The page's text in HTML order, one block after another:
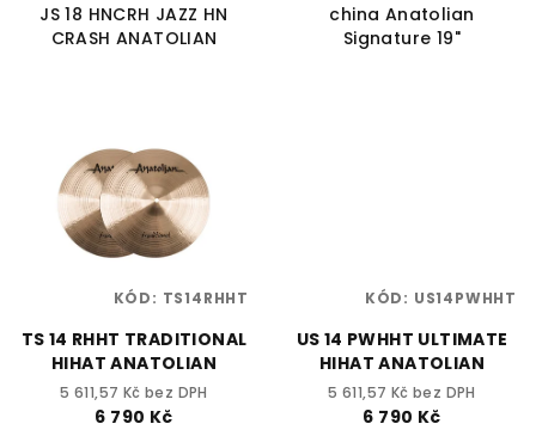
JS 18 HNCRH JAZZ HN
CRASH ANATOLIAN
china Anatolian
Signature 19"
TS 14 RHHT TRADITIONAL
HIHAT ANATOLIAN
5 611,57 Kč bez DPH
6 790 Kč
KÓD: TS14RHHT
US 14 PWHHT ULTIMATE
HIHAT ANATOLIAN
5 611,57 Kč bez DPH
6 790 Kč
KÓD: US14PWHHT